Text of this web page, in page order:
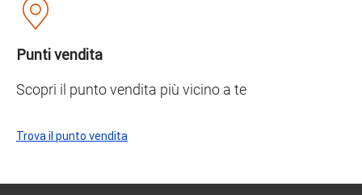
Punti vendita
Scopri il punto vendita più vicino a te
Trova il punto vendita